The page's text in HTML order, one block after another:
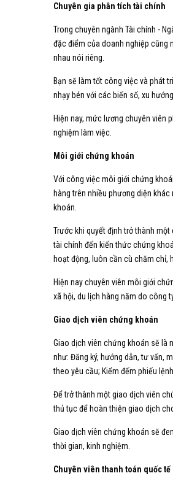
Chuyên gia phân tích tài chính
Trong chuyên ngành Tài chính -
đặc điểm của doanh nghiệp cũng
nhau nói riêng.
Bạn sẽ làm tốt công việc và phát
nhạy bén với các biến số, xu
Hiện nay, mức lương chuyên viên
nghiệm làm việc.
Môi giới chứng khoán
Với công việc môi giới chứng
hàng trên nhiều phương diện
khoán.
Trước khi quyết định trở thành
tài chính đến kiến thức chứng
hoạt động, luôn cần cù chăm chỉ,
Hiện nay chuyên viên môi giới
xã hội, du lịch hàng năm do công
Giao dịch viên chứng khoán
Giao dịch viên chứng khoán sẽ là
như: Đăng ký, hướng dẫn, tư vấn,
theo yêu cầu; Kiểm đếm phiếu
Để trở thành một giao dịch viên
thủ tục để hoàn thiện giao dịch
Giao dịch viên chứng khoán sẽ
thời gian, kinh nghiệm.
Chuyên viên thanh toán quốc tế